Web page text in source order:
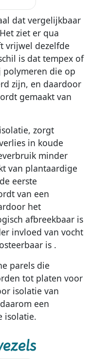
dat vergelijkbaar
ziet er qua
vrijwel dezelfde
is dat tempex of
die op
zijn, en daardoor
gemaakt van
zorgt
in koude
minder
van plantaardige
eerste
van een
het
afbreekbaar is
invloed van vocht
is .
parels die
tot platen voor
isolatie van
een
isolatie.